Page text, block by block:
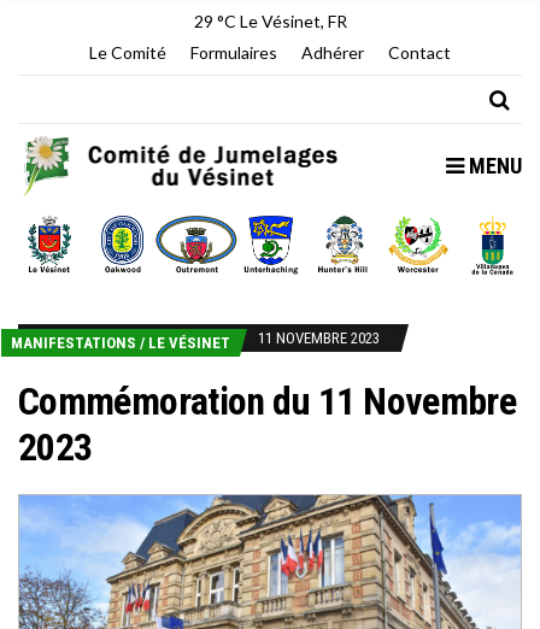
29 °C Le Vésinet, FR
Le Comité
Formulaires Adhérer Contact
MENU
MANIFESTATIONS / LE VÉSINET 11 NOVEMBRE 2023
Commémoration du 11 Novembre
2023